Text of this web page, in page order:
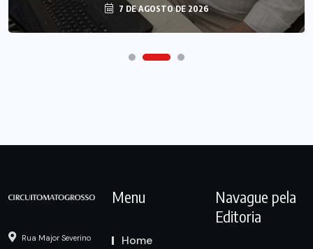
7 DE AGOSTO DE 2026
Rua Major Severino
Menu
Home
Navague pela
Editoria